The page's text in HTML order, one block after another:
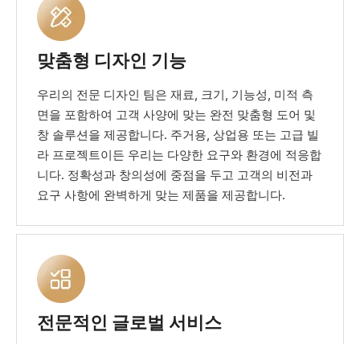
맞춤형 디자인 기능
우리의 전문 디자인 팀은 재료, 크기, 기능성, 미적 측
면을 포함하여 고객 사양에 맞는 완전 맞춤형 도어 및
창 솔루션을 제공합니다. 주거용, 상업용 또는 고급 빌
라 프로젝트이든 우리는 다양한 요구와 환경에 적응합
니다. 정확성과 창의성에 중점을 두고 고객의 비전과
요구 사항에 완벽하게 맞는 제품을 제공합니다.
전문적인 글로벌 서비스